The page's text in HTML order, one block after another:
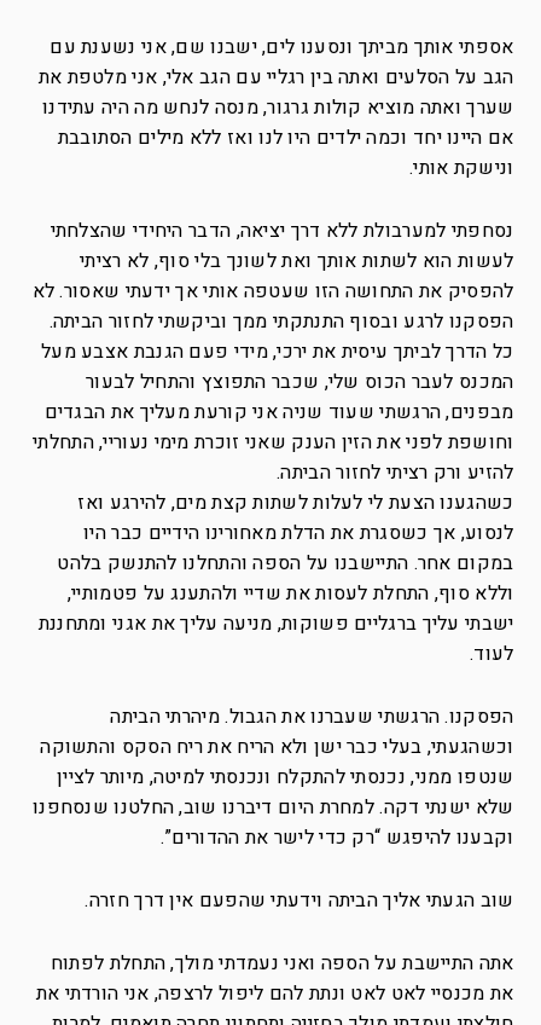
אספתי אותך מביתך ונסענו לים, ישבנו שם, אני נשענת עם
הגב על הסלעים ואתה בין רגליי עם הגב אלי, אני מלטפת את
שערך ואתה מוציא קולות גרגור, מנסה לנחש מה היה עתידנו
אם היינו יחד וכמה ילדים היו לנו ואז ללא מילים הסתובבת
ונישקת אותי.
נסחפתי למערבולת ללא דרך יציאה, הדבר היחידי שהצלחתי
לעשות הוא לשתות אותך ואת לשונך בלי סוף, לא רציתי
להפסיק את התחושה הזו שעטפה אותי אך ידעתי שאסור. לא
הפסקנו לרגע ובסוף התנתקתי ממך וביקשתי לחזור הביתה.
כל הדרך לביתך עיסית את ירכי, מידי פעם הגנבת אצבע מעל
המכנס לעבר הכוס שלי, שכבר התפוצץ והתחיל לבעור
מבפנים, הרגשתי שעוד שניה אני קורעת מעליך את הבגדים
וחושפת לפני את הזין הענק שאני זוכרת מימי נעוריי, התחלתי
להזיע ורק רציתי לחזור הביתה.
כשהגענו הצעת לי לעלות לשתות קצת מים, להירגע ואז
לנסוע, אך כשסגרת את הדלת מאחורינו הידיים כבר היו
במקום אחר. התיישבנו על הספה והתחלנו להתנשק בלהט
וללא סוף, התחלת לעסות את שדיי ולהתענג על פטמותיי,
ישבתי עליך ברגליים פשוקות, מניעה עליך את אגני ומתחננת
לעוד.
הפסקנו. הרגשתי שעברנו את הגבול. מיהרתי הביתה
וכשהגעתי, בעלי כבר ישן ולא הריח את ריח הסקס והתשוקה
שנטפו ממני, נכנסתי להתקלח ונכנסתי למיטה, מיותר לציין
שלא ישנתי דקה. למחרת היום דיברנו שוב, החלטנו שנסחפנו
וקבענו להיפגש “רק כדי לישר את ההדורים”.
שוב הגעתי אליך הביתה וידעתי שהפעם אין דרך חזרה.
אתה התיישבת על הספה ואני נעמדתי מולך, התחלת לפתוח
את מכנסיי לאט לאט ונתת להם ליפול לרצפה, אני הורדתי את